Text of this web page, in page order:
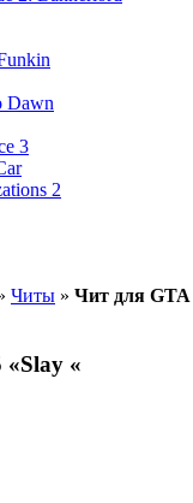
Dawn
3
2
Читы » Чит для GTA
«